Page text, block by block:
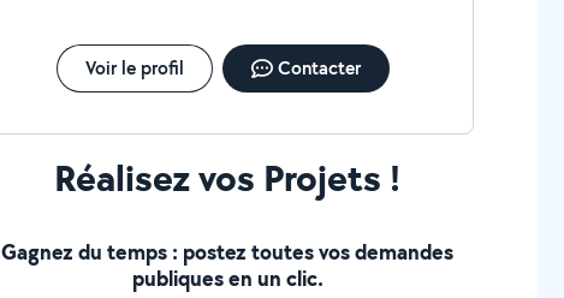
Voir le profil Contacter
Réalisez vos Projets !
Gagnez du temps : postez toutes vos demandes
publiques en un clic.